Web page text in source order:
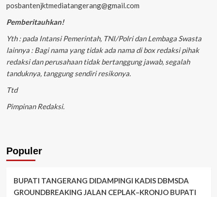
posbantenjktmediatangerang@gmail.com
Pemberitauhkan!
Yth : pada Intansi Pemerintah, TNI/Polri dan Lembaga Swasta
lainnya : Bagi nama yang tidak ada nama di box redaksi pihak
redaksi dan perusahaan tidak bertanggung jawab, segalah
tanduknya, tanggung sendiri resikonya.
Ttd
Pimpinan Redaksi.
Populer
BUPATI TANGERANG DIDAMPINGI KADIS DBMSDA
GROUNDBREAKING JALAN CEPLAK–KRONJO BUPATI